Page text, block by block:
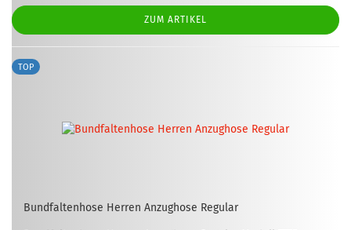
ZUM ARTIKEL
TOP
Bund­fal­ten­ho­se Her­ren An­zug­ho­se Re­gu­lar